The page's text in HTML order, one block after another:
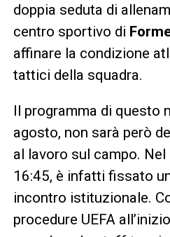
doppia seduta di
centro sportivo di
affinare la condizione
tattici della squadra.
Il programma di questo
agosto, non sarà però
al lavoro sul campo.
16:45, è infatti fissato
incontro istituzionale.
procedure UEFA